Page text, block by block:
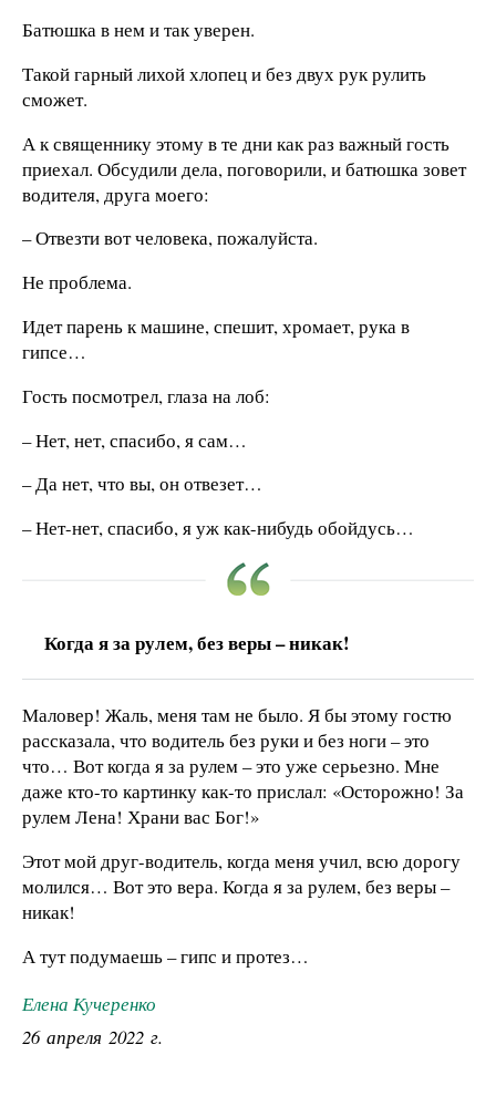
Батюшка в нем и так уверен.
Такой гарный лихой хлопец и без двух рук рулить
сможет.
А к священнику этому в те дни как раз важный гость
приехал. Обсудили дела, поговорили, и батюшка зовет
водителя, друга моего:
– Отвезти вот человека, пожалуйста.
Не проблема.
Идет парень к машине, спешит, хромает, рука в
гипсе…
Гость посмотрел, глаза на лоб:
– Нет, нет, спасибо, я сам…
– Да нет, что вы, он отвезет…
– Нет-нет, спасибо, я уж как-нибудь обойдусь…
Когда я за рулем, без веры – никак!
Маловер! Жаль, меня там не было. Я бы этому гостю
рассказала, что водитель без руки и без ноги – это
что… Вот когда я за рулем – это уже серьезно. Мне
даже кто-то картинку как-то прислал: «Осторожно! За
рулем Лена! Храни вас Бог!»
Этот мой друг-водитель, когда меня учил, всю дорогу
молился… Вот это вера. Когда я за рулем, без веры –
никак!
А тут подумаешь – гипс и протез…
Елена Кучеренко
26 апреля 2022 г.